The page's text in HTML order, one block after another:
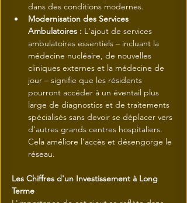
dans des conditions modernes.
Modernisation des Services
Ambulatoires : L'ajout de services
ambulatoires essentiels – incluant la
médecine nucléaire, de nouvelles
cliniques externes et la médecine de
jour – signifie que les résidents
pourront accéder à un éventail plus
large de diagnostics et de traitements
spécialisés sans devoir se déplacer vers
d'autres grands centres hospitaliers.
Cela améliore l'accès et désengorge le
réseau.
Les Chiffres d'un Investissement à Long
Terme